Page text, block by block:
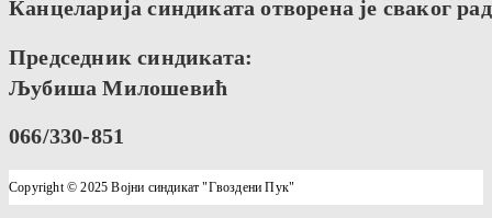
Канцеларија синдиката отворена је сваког
Председник синдиката:
Љубиша Милошевић
066/330-851
Copyright © 2025 Војни синдикат "Гвоздени Пук"